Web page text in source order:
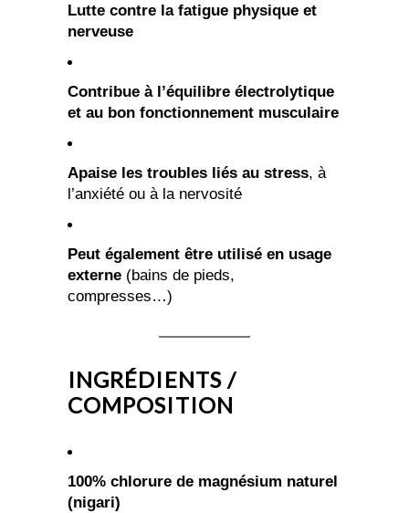
Lutte contre la fatigue physique et
nerveuse
Contribue à l’équilibre électrolytique
et au bon fonctionnement musculaire
Apaise les troubles liés au stress, à
l’anxiété ou à la nervosité
Peut également être utilisé en usage
externe (bains de pieds,
compresses…)
INGRÉDIENTS /
COMPOSITION
100% chlorure de magnésium naturel
(nigari)